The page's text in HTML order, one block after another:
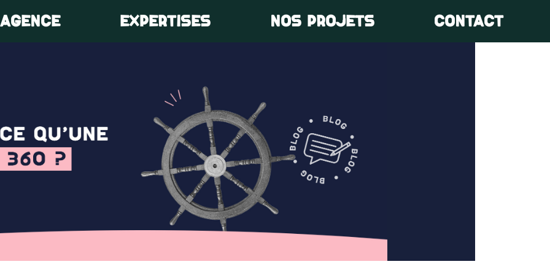
EXPERTISES NOS PROJETS CONTACT